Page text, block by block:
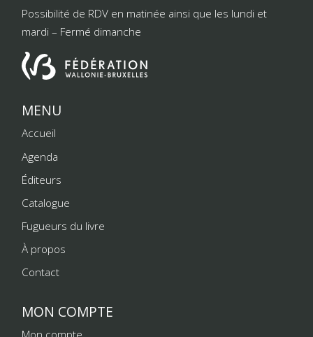
Possibilité de RDV en matinée ainsi que les lundi et
mardi – Fermé dimanche
MENU
Accueil
Agenda
Éditeurs
Catalogue
Fugueurs du livre
À propos
Contact
MON COMPTE